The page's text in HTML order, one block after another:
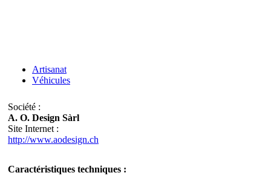
Artisanat
Véhicules
Société :
A. O. Design Sàrl
Site Internet :
http://www.aodesign.ch
Caractéristiques techniques :